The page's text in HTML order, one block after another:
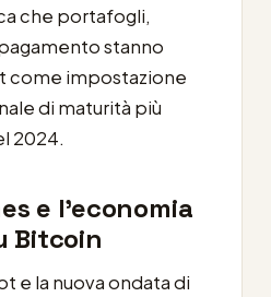
che portafogli,
stanno
come impostazione
di maturità più
2024.
e l’economia
Bitcoin
e la nuova ondata di